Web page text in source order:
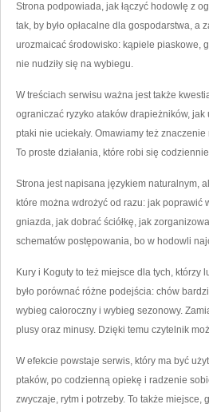
Strona podpowiada, jak łączyć hodowlę z
tak, by było opłacalne dla gospodarstwa, a
urozmaicać środowisko: kąpiele piaskowe,
nie nudziły się na wybiegu.
W treściach serwisu ważna jest także
ograniczać ryzyko ataków drapieżników,
ptaki nie uciekały. Omawiamy też
To proste działania, które robi się
Strona jest napisana językiem naturalnym,
które można wdrożyć od razu: jak
gniazda, jak dobrać ściółkę, jak
schematów postępowania, bo w hodowli
Kury i Koguty to też miejsce dla tych, którzy
było porównać różne podejścia: chów
wybieg całoroczny i wybieg sezonowy.
plusy oraz minusy. Dzięki temu czytelnik
W efekcie powstaje serwis, który ma być
ptaków, po codzienną opiekę i radzenie
zwyczaje, rytm i potrzeby. To także miejsce,